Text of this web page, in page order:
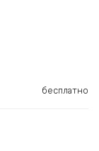
бесплатно